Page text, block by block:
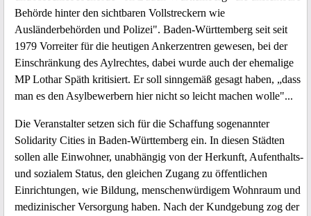
Behörde hinter den sichtbaren Vollstreckern wie
Ausländerbehörden und Polizei". Baden-Württemberg seit seit
1979 Vorreiter für die heutigen Ankerzentren gewesen, bei der
Einschränkung des Aylrechtes, dabei wurde auch der ehemalige
MP Lothar Späth kritisiert. Er soll sinngemäß gesagt haben, „dass
man es den Asylbewerbern hier nicht so leicht machen wolle"...
Die Veranstalter setzen sich für die Schaffung sogenannter
Solidarity Cities in Baden-Württemberg ein. In diesen Städten
sollen alle Einwohner, unabhängig von der Herkunft, Aufenthalts-
und sozialem Status, den gleichen Zugang zu öffentlichen
Einrichtungen, wie Bildung, menschenwürdigem Wohnraum und
medizinischer Versorgung haben. Nach der Kundgebung zog der